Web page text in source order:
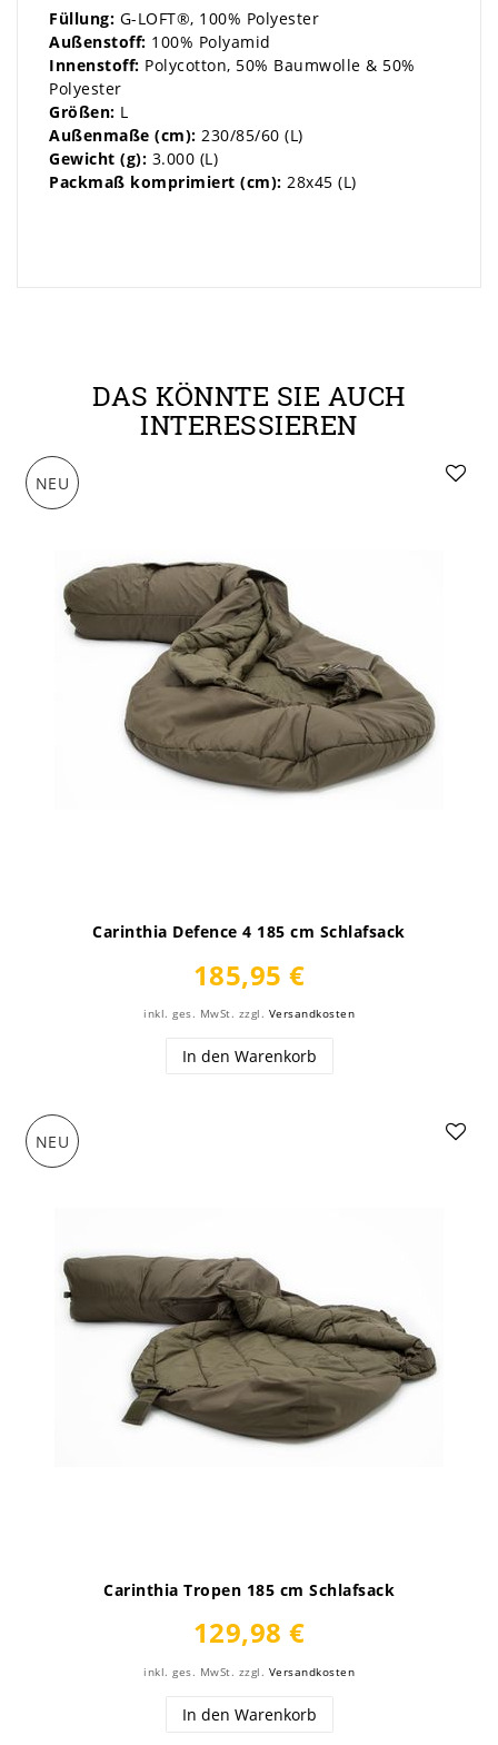
Füllung: G-LOFT®, 100% Polyester
Außenstoff: 100% Polyamid
Innenstoff: Polycotton, 50% Baumwolle & 50%
Polyester
Größen: L
Außenmaße (cm): 230/85/60 (L)
Gewicht (g): 3.000 (L)
Packmaß komprimiert (cm): 28x45 (L)
DAS KÖNNTE SIE AUCH
INTERESSIEREN
NEU
Carinthia Defence 4 185 cm Schlafsack
185,95 €
inkl. ges. MwSt. zzgl. Versandkosten
In den Warenkorb
NEU
Carinthia Tropen 185 cm Schlafsack
129,98 €
inkl. ges. MwSt. zzgl. Versandkosten
In den Warenkorb